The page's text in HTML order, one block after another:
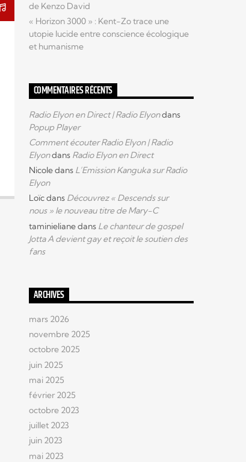
de Kenzo David
« Horizon 3000 » : Kent-Zo trace une
utopie lucide entre conscience écologique
et humanisme
COMMENTAIRES RÉCENTS
Radio Elyon en Direct | Radio Elyondans
Popup Player
Comment écouter Radio Elyon | Radio
Elyondans Radio Elyon en Direct
Nicoledans L’Emission Kanguka sur Radio
Elyon
Loïcdans Découvrez « Descends sur
nous » le nouveau titre de Mary-C
taminielianedans Le chanteur de gospel
Jotta A devient gay et reçoit le soutien des
fans
ARCHIVES
mars 2026
novembre 2025
octobre 2025
juin 2025
mai 2025
février 2025
octobre 2023
juillet 2023
juin 2023
mai 2023